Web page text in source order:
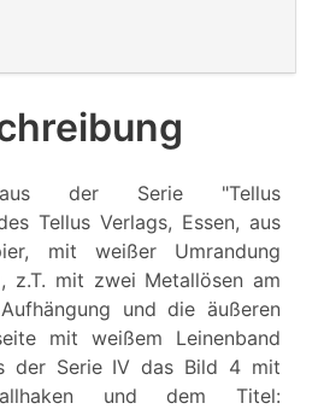
aus der Serie "Tellus
Tellus Verlags, Essen, aus
mit weißer Umrandung
z.T. mit zwei Metallösen am
und die äußeren
mit weißem Leinenband
der Serie IV das Bild 4 mit
und dem Titel: